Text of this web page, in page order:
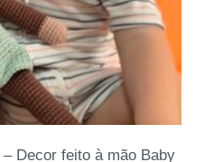
Decor feito à mão Baby